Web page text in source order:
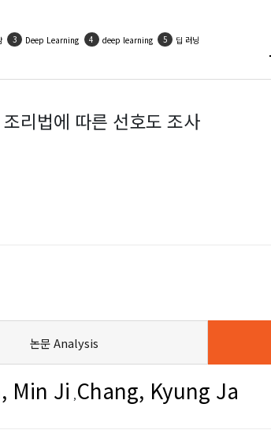
Deep Learning deep learning 딥 러닝
리법에 따른 선호도 조사
논문 Analysis
Min Ji Chang, Kyung Ja
김미영
정선영